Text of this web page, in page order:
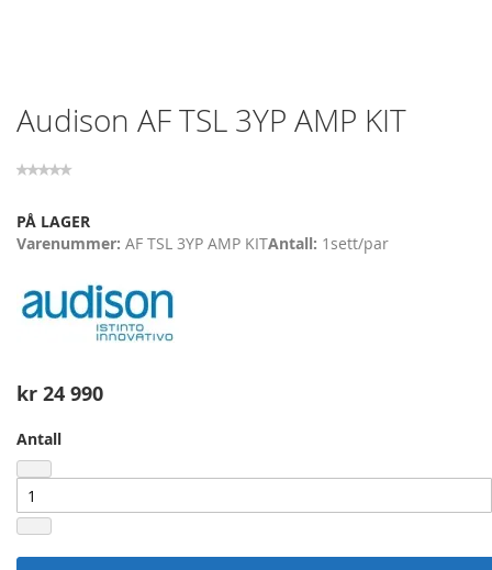
Skip
to
beginning
the
images
Audison AF TSL 3YP AMP KIT
PÅ LAGER
Varenummer AF TSL 3YP AMP KITAntall 1 sett/par
kr 24 990
Antall